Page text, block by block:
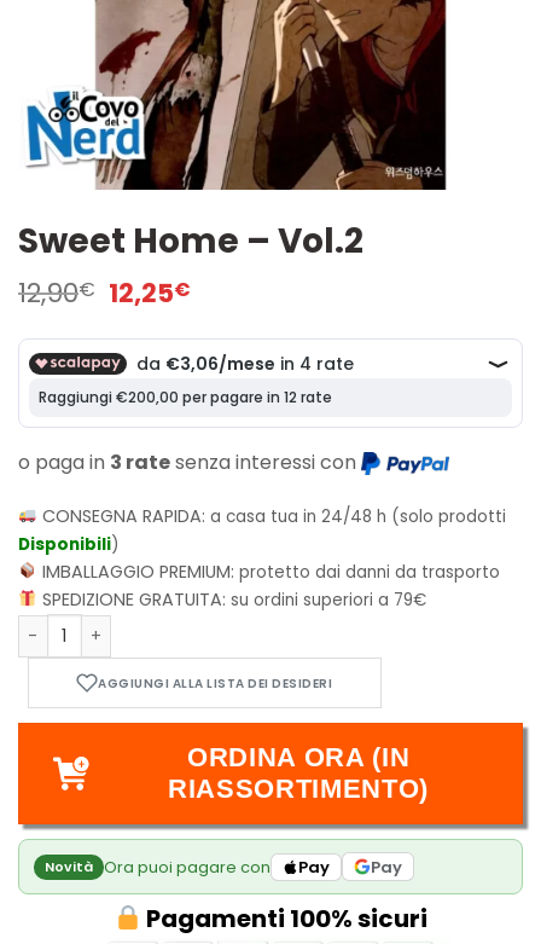
Sweet Home – Vol.2
12,90€ Il
prezzo
originale
era:
12,90€.
12,25€
attuale
è:
12,25€.
o paga in 3 ratesenza interessi con
CONSEGNA RAPIDA:a casa tua in 24/48 h (solo prodotti
Disponibili)
IMBALLAGGIO PREMIUM:protetto dai danni da trasporto
SPEDIZIONE GRATUITA:su ordini superiori a 79€
Sweet Home - Vol.2 quantità
ORDINA ORA (IN
RIASSORTIMENTO)
Novità Ora puoi pagare con Pay Pay
Pagamenti 100% sicuri